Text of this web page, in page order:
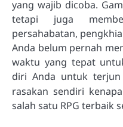
yang wajib dicoba.
tetapi juga
persahabatan,
Anda belum pernah
waktu yang tepat
diri Anda untuk
rasakan sendiri
salah satu RPG terbaik